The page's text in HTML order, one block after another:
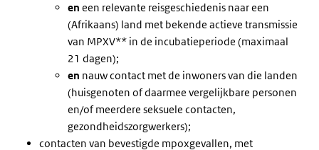
en een relevante reisgeschiedenis naar een
(Afrikaans) land met bekende actieve transmissie
van MPXV** in de incubatieperiode (maximaal
21 dagen);
en nauw contact met de inwoners van die landen
(huisgenoten of daarmee vergelijkbare personen
en/of meerdere seksuele contacten,
gezondheidszorgwerkers);
contacten van bevestigde mpoxgevallen, met